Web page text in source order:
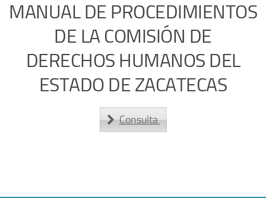
MANUAL DE PROCEDIMIENTOS
DE LA COMISIÓN DE
DERECHOS HUMANOS DEL
ESTADO DE ZACATECAS
Consulta